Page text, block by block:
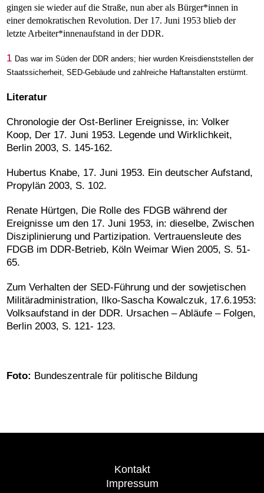
gingen sie wieder auf die Straße, nun aber als Bürger*innen in
einer demokratischen Revolution. Der 17. Juni 1953 blieb der
letzte Arbeiter*innenaufstand in der DDR.
1 Das war im Süden der DDR anders; hier wurden Kreisdienststellen der
Staatssicherheit, SED-Gebäude und zahlreiche Haftanstalten erstürmt.
Literatur
Chronologie der Ost-Berliner Ereignisse, in: Volker
Koop, Der 17. Juni 1953. Legende und Wirklichkeit,
Berlin 2003, S. 145-162.
Hubertus Knabe, 17. Juni 1953. Ein deutscher Aufstand,
Propylän 2003, S. 102.
Renate Hürtgen, Die Rolle des FDGB während der
Ereignisse um den 17. Juni 1953, in: dieselbe, Zwischen
Disziplinierung und Partizipation. Vertrauensleute des
FDGB im DDR-Betrieb, Köln Weimar Wien 2005, S. 51-
65.
Zum Verhalten der SED-Führung und der sowjetischen
Militäradministration, Ilko-Sascha Kowalczuk, 17.6.1953:
Volksaufstand in der DDR. Ursachen – Abläufe – Folgen,
Berlin 2003, S. 121- 123.
Foto: Bundeszentrale für politische Bildung
Kontakt
Impressum